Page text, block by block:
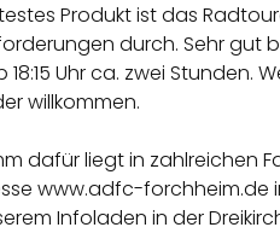
Produkt ist das
durch. Sehr gut
Uhr ca. zwei Stunden.
willkommen.
dafür liegt in zahlreichen
www.adfc-forchheim.de
Infoladen in der